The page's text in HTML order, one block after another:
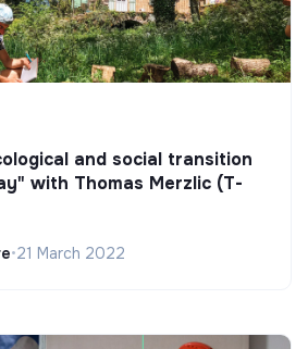
and social transition
with Thomas Merzlic (T-
•21 March 2022